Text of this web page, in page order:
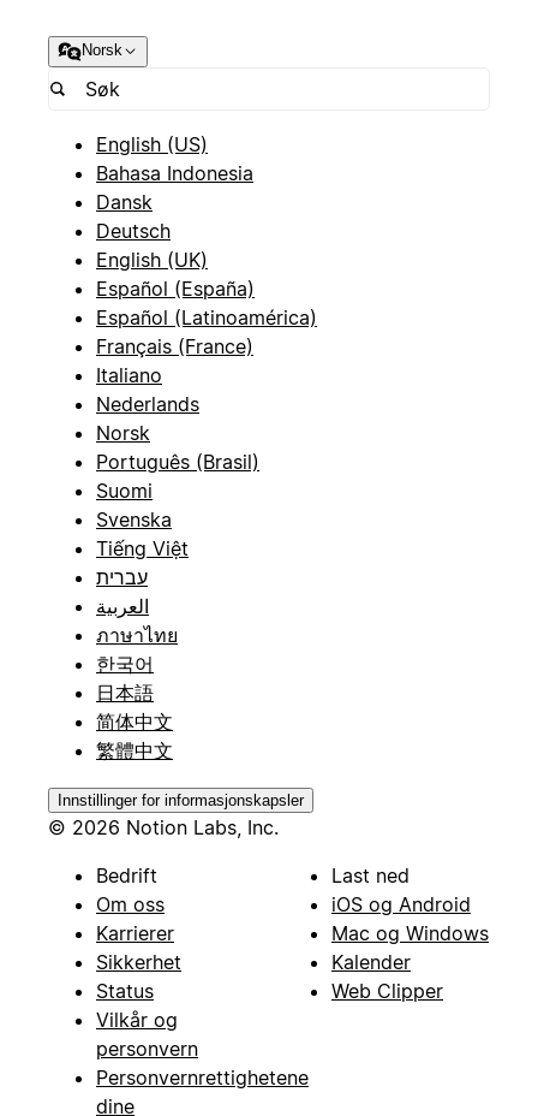
Norsk
English (US)
Bahasa Indonesia
Dansk
Deutsch
English (UK)
Español (España)
Español (Latinoamérica)
Français (France)
Italiano
Nederlands
Norsk
Português (Brasil)
Suomi
Svenska
Tiếng Việt
עברית
العربية
ภาษาไทย
한국어
日本語
简体中文
繁體中文
Innstillinger for informasjonskapsler
© 2026 Notion Labs, Inc.
Bedrift
Om oss
Karrierer
Sikkerhet
Status
Vilkår og
personvern
Personvernrettighetene
dine
Last ned
iOS og Android
Mac og Windows
Kalender
Web Clipper